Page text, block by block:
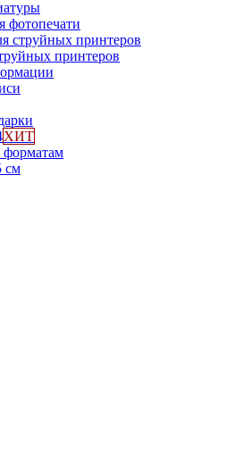
фотопечати
струйных принтеров
принтеров
ХИТ
см